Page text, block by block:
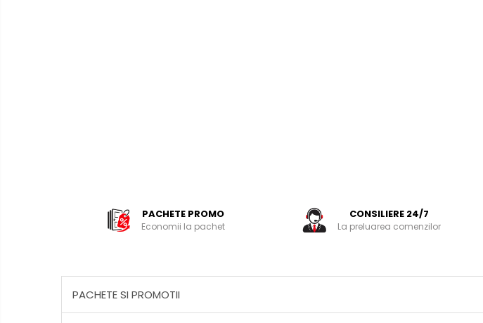
PACHETE PROMO
Economii la pachet
CONSILIERE 24/7
La preluarea comenzilor
PACHETE SI PROMOTII